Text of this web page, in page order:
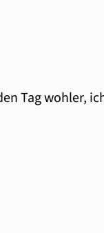
Tag wohler,